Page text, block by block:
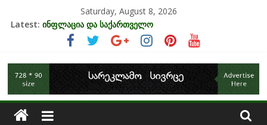
Saturday, August 8, 2026
Latest: ინფლაცია და საქართველო
კრიზისის ზეგავლენა ტურიზმის ინდუსტრიაზე
მიგრაციისა და ეკონომიკის ურთიერთკავშირი
EU-ის კანდიდატის სტატუსის ეკონომიკური სარგებელი
უძრავი ქონების ბაზარი საქართველოში
საქართველოს
ეკონომიკა